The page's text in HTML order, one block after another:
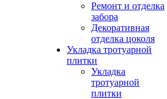
Ремонт и отделка
забора
Декоративная
отделка цоколя
Укладка тротуарной
плитки
Укладка
тротуарной
плитки